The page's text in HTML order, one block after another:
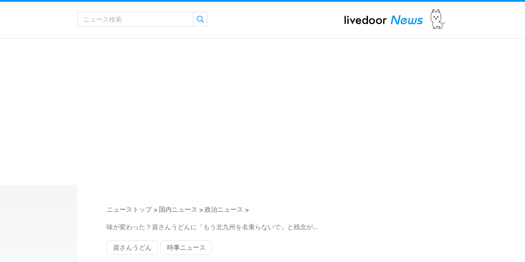
ニューストップ > 国内ニュース > 政治ニュース >
味が変わった？資さんうどんに「もう北九州を名乗らないで」と残念が…
資さんうどん 時事ニュース